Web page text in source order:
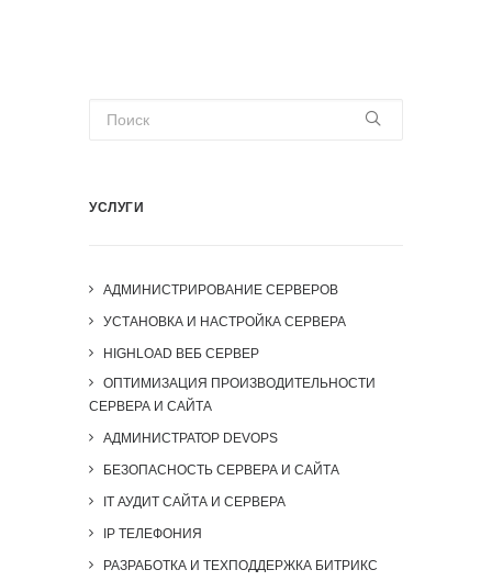
УСЛУГИ
АДМИНИСТРИРОВАНИЕ СЕРВЕРОВ
УСТАНОВКА И НАСТРОЙКА СЕРВЕРА
HIGHLOAD ВЕБ СЕРВЕР
ОПТИМИЗАЦИЯ ПРОИЗВОДИТЕЛЬНОСТИ
СЕРВЕРА И САЙТА
АДМИНИСТРАТОР DEVOPS
БЕЗОПАСНОСТЬ СЕРВЕРА И САЙТА
IT АУДИТ САЙТА И СЕРВЕРА
IP ТЕЛЕФОНИЯ
РАЗРАБОТКА И ТЕХПОДДЕРЖКА БИТРИКС